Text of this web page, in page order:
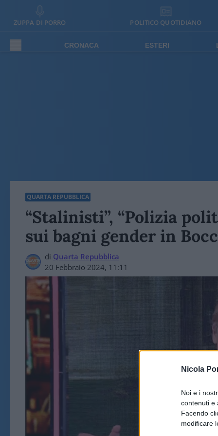
Nicola
Noi e i
contenuti e
Facendo
modificare
ZUPPA DI PORRO POLITICO QUOTIDIANO
CRONACA ESTERI
QUARTA REPUBBLICA
“Stalinisti”, “Polizia
sui bagni gender in
di Quarta Repubblica
20 Febbraio 2024, 11:11